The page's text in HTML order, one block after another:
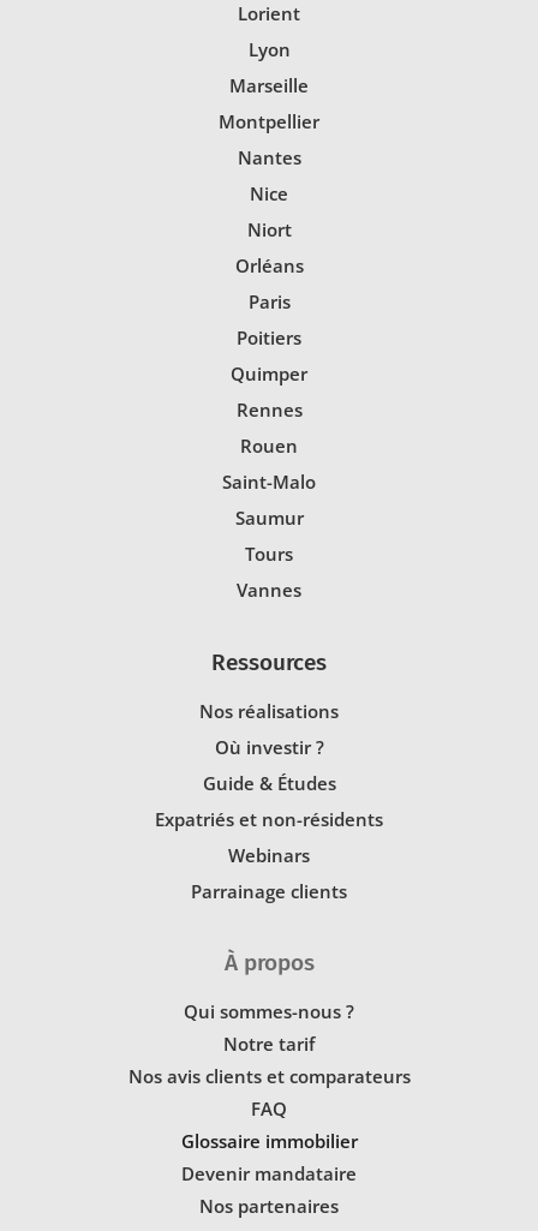
Lorient
Lyon
Marseille
Montpellier
Nantes
Nice
Niort
Orléans
Paris
Poitiers
Quimper
Rennes
Rouen
Saint-Malo
Saumur
Tours
Vannes
Ressources
Nos réalisations
Où investir ?
Guide & Études
Expatriés et non-résidents
Webinars
Parrainage clients
À propos
Qui sommes-nous ?
Notre tarif
Nos avis clients et comparateurs
FAQ
Glossaire immobilier
Devenir mandataire
Nos partenaires